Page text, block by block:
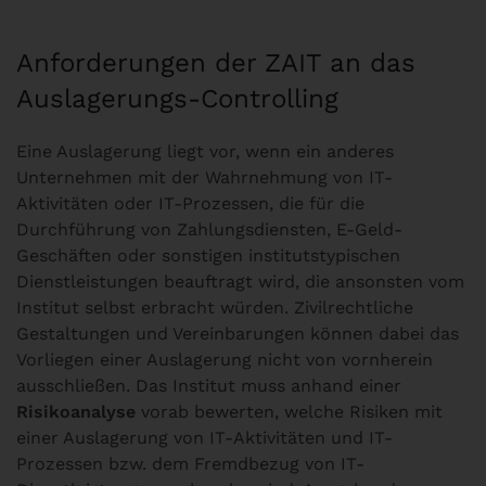
Anforderungen der ZAIT an das
Auslagerungs-Controlling
Eine Auslagerung liegt vor, wenn ein anderes
Unternehmen mit der Wahrnehmung von IT-
Aktivitäten oder IT-Prozessen, die für die
Durchführung von Zahlungsdiensten, E-Geld-
Geschäften oder sonstigen institutstypischen
Dienstleistungen beauftragt wird, die ansonsten vom
Institut selbst erbracht würden. Zivilrechtliche
Gestaltungen und Vereinbarungen können dabei das
Vorliegen einer Auslagerung nicht von vornherein
ausschließen. Das Institut muss anhand einer
Risikoanalyse vorab bewerten, welche Risiken mit
einer Auslagerung von IT-Aktivitäten und IT-
Prozessen bzw. dem Fremdbezug von IT-